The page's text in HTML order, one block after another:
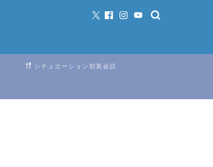
シチュエーション別英会話